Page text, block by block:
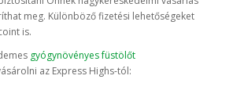
meg. Különböző fizetési lehetőségeket
is.
gyógynövényes füstölőt
az Express Highs-tól: